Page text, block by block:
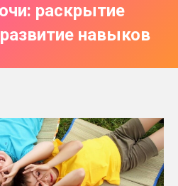
раскрытие
навыков